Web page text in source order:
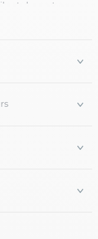
est doux et
à hauteur
facile à porter, le